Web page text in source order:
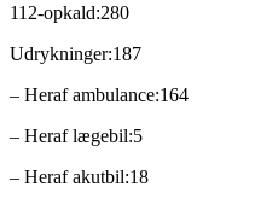
112-opkald:280
Udrykninger:187
– Heraf ambulance:164
– Heraf lægebil:5
– Heraf akutbil:18